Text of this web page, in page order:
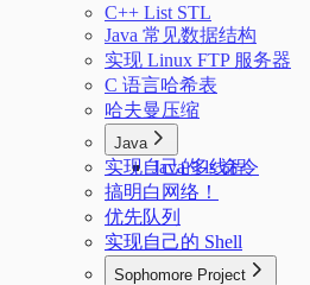
C++ List STL
Java 常见数据结构
实现 Linux FTP 服务器
C 语言哈希表
哈夫曼压缩
Java
Java 多线程
实现自己的 ls 命令
搞明白网络！
优先队列
实现自己的 Shell
Sophomore Project